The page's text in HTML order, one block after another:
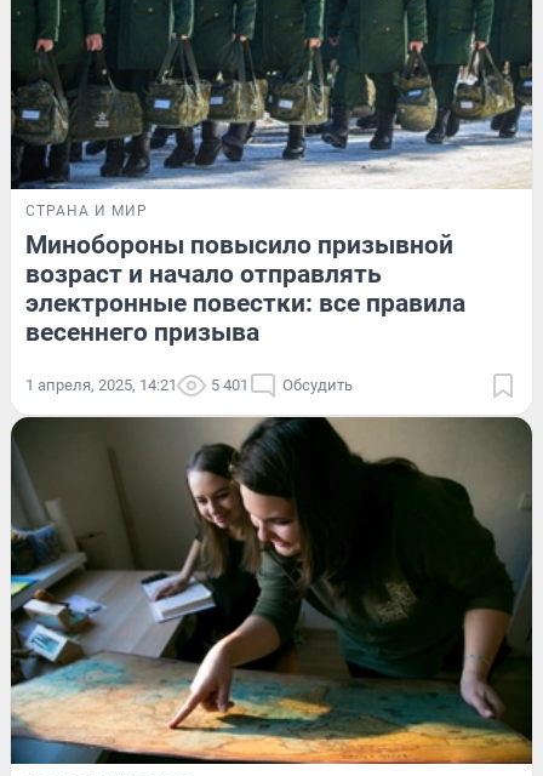
СТРАНА И МИР
Минобороны повысило призывной
возраст и начало отправлять
электронные повестки: все правила
весеннего призыва
1 апреля, 2025, 14:21 5 401 Обсудить